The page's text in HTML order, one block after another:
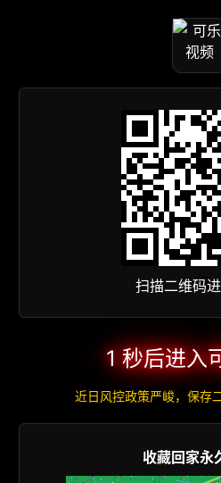
扫描二维码
1 秒后进入
近日风控政策严峻，保存
收藏回家永